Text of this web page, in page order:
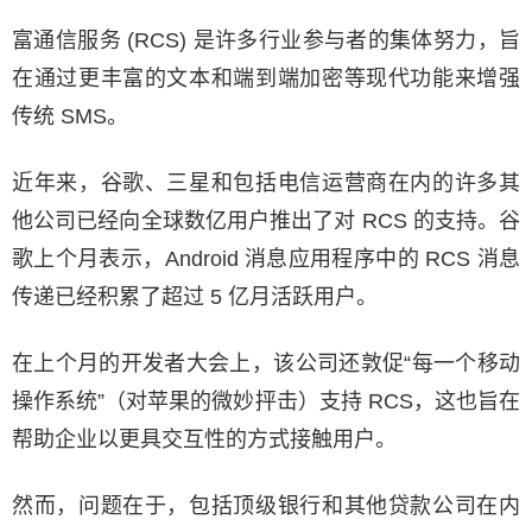
富通信服务 (RCS) 是许多行业参与者的集体努力，旨
在通过更丰富的文本和端到端加密等现代功能来增强
传统 SMS。
近年来，谷歌、三星和包括电信运营商在内的许多其
他公司已经向全球数亿用户推出了对 RCS 的支持。谷
歌上个月表示，Android 消息应用程序中的 RCS 消息
传递已经积累了超过 5 亿月活跃用户。
在上个月的开发者大会上，该公司还敦促“每一个移动
操作系统”（对苹果的微妙抨击）支持 RCS，这也旨在
帮助企业以更具交互性的方式接触用户。
然而，问题在于，包括顶级银行和其他贷款公司在内